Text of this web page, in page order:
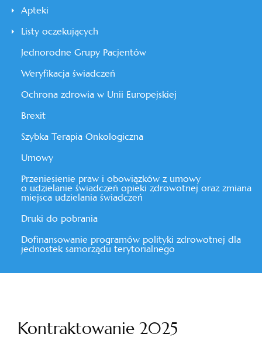
Apteki
Listy oczekujących
Jednorodne Grupy Pacjentów
Weryfikacja świadczeń
Ochrona zdrowia w Unii Europejskiej
Brexit
Szybka Terapia Onkologiczna
Umowy
Przeniesienie praw i obowiązków z umowy
o udzielanie świadczeń opieki zdrowotnej oraz zmiana
miejsca udzielania świadczeń
Druki do pobrania
Dofinansowanie programów polityki zdrowotnej dla
jednostek samorządu terytorialnego
Kontraktowanie 2025